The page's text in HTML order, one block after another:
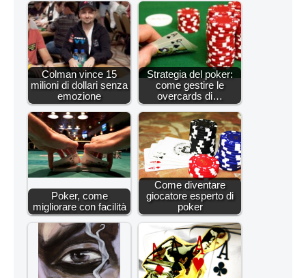
Colman vince 15
milioni di dollari senza
emozione
Strategia del poker:
come gestire le
overcards di…
Poker, come
migliorare con facilità
Come diventare
giocatore esperto di
poker